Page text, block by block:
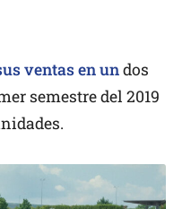
ventas en undos
semestre del 2019